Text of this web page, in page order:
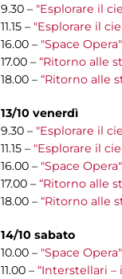
9.30 – "Esplorare il
11.15 – "Esplorare il
16.00 – "Space Opera"
17.00 – “Ritorno alle
18.00 – “Ritorno alle
13/10 venerdì
9.30 – "Esplorare il
11.15 – "Esplorare il
16.00 – "Space Opera"
17.00 – “Ritorno alle
18.00 – “Ritorno alle
14/10 sabato
10.00 – "Space Opera"
11.00 – “Interstellari –